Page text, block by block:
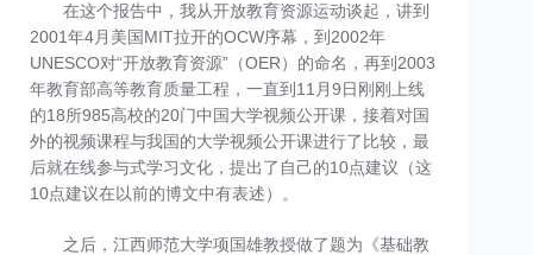
在这个报告中，我从开放教育资源运动谈起，讲到
2001年4月美国MIT拉开的OCW序幕，到2002年
UNESCO对“开放教育资源”（OER）的命名，再到2003
年教育部高等教育质量工程，一直到11月9日刚刚上线
的18所985高校的20门中国大学视频公开课，接着对国
外的视频课程与我国的大学视频公开课进行了比较，最
后就在线参与式学习文化，提出了自己的10点建议（这
10点建议在以前的博文中有表述）。
之后，江西师范大学项国雄教授做了题为《基础教